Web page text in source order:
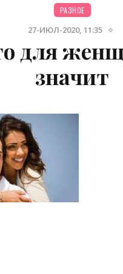
РАЗНОЕ
27-ИЮЛ-2020, 11:35
для
значит